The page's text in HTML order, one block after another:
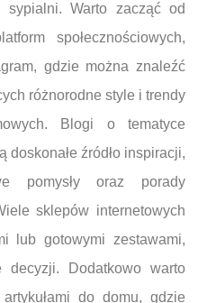
sypialni. Warto zacząć od
społecznościowych,
gdzie można znaleźć
różnorodne style i trendy
Blogi o tematyce
źródło inspiracji,
pomysły oraz porady
sklepów internetowych
lub gotowymi zestawami,
decyzji. Dodatkowo warto
do domu, gdzie